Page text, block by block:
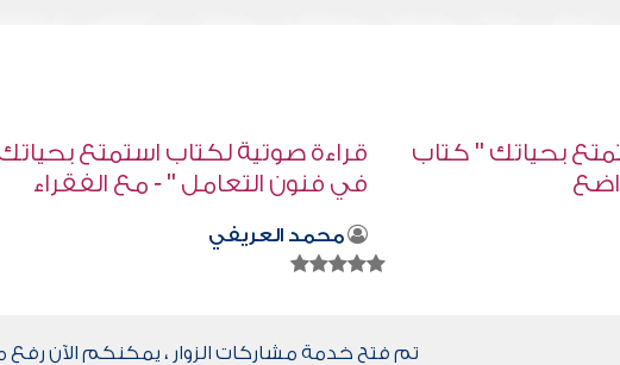
بحياتك " كتاب
كتاب تلبيس إبليس 23
أبو الفرج ابن الجوزي
تم فتح خدمة مشاركات الزوار ، يمكنكم الآن رفع